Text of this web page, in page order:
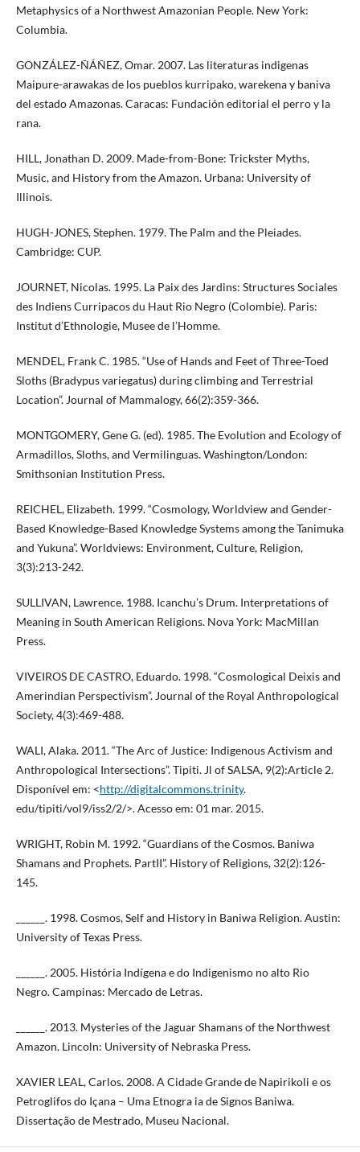
Metaphysics of a Northwest Amazonian People. New York:
Columbia.
GONZÁLEZ-ÑÁÑEZ, Omar. 2007. Las literaturas indigenas
Maipure-arawakas de los pueblos kurripako, warekena y baniva
del estado Amazonas. Caracas: Fundación editorial el perro y la
rana.
HILL, Jonathan D. 2009. Made-from-Bone: Trickster Myths,
Music, and History from the Amazon. Urbana: University of
Illinois.
HUGH-JONES, Stephen. 1979. The Palm and the Pleiades.
Cambridge: CUP.
JOURNET, Nicolas. 1995. La Paix des Jardins: Structures Sociales
des Indiens Curripacos du Haut Rio Negro (Colombie). Paris:
Institut d’Ethnologie, Musee de l’Homme.
MENDEL, Frank C. 1985. “Use of Hands and Feet of Three-Toed
Sloths (Bradypus variegatus) during climbing and Terrestrial
Location”. Journal of Mammalogy, 66(2):359-366.
MONTGOMERY, Gene G. (ed). 1985. The Evolution and Ecology of
Armadillos, Sloths, and Vermilinguas. Washington/London:
Smithsonian Institution Press.
REICHEL, Elizabeth. 1999. “Cosmology, Worldview and Gender-
Based Knowledge-Based Knowledge Systems among the Tanimuka
and Yukuna”. Worldviews: Environment, Culture, Religion,
3(3):213-242.
SULLIVAN, Lawrence. 1988. Icanchu’s Drum. Interpretations of
Meaning in South American Religions. Nova York: MacMillan
Press.
VIVEIROS DE CASTRO, Eduardo. 1998. “Cosmological Deixis and
Amerindian Perspectivism”. Journal of the Royal Anthropological
Society, 4(3):469-488.
WALI, Alaka. 2011. “The Arc of Justice: Indigenous Activism and
Anthropological Intersections”. Tipiti. Jl of SALSA, 9(2):Article 2.
Disponível em: <http://digitalcommons.trinity.
edu/tipiti/vol9/iss2/2/>. Acesso em: 01 mar. 2015.
WRIGHT, Robin M. 1992. “Guardians of the Cosmos. Baniwa
Shamans and Prophets. PartII”. History of Religions, 32(2):126-
145.
______. 1998. Cosmos, Self and History in Baniwa Religion. Austin:
University of Texas Press.
______. 2005. História Indígena e do Indigenismo no alto Rio
Negro. Campinas: Mercado de Letras.
______. 2013. Mysteries of the Jaguar Shamans of the Northwest
Amazon. Lincoln: University of Nebraska Press.
XAVIER LEAL, Carlos. 2008. A Cidade Grande de Napirikoli e os
Petroglifos do Içana – Uma Etnogra ia de Signos Baniwa.
Dissertação de Mestrado, Museu Nacional.